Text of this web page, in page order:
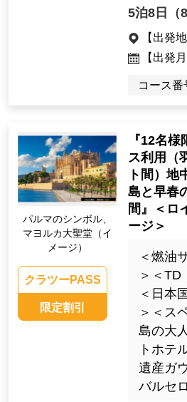
5泊8日（8
【出発地
【出発月
コース番
パルマのシンボル、
マヨルカ大聖堂（イ
メージ）
クラツーPASS
限定割引
『12名
ス利用（
ト間）地
島と早春
間』＜ロ
ージ＞
＜燃油
＞＜TD
＜日本
＞＜ス
島の大
トホテ
遺産ガ
バルセ